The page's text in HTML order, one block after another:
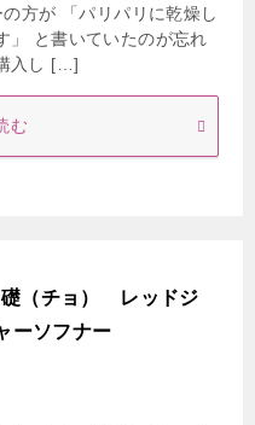
方が 「パリパリに乾燥し
」 と書いていたのが忘れ
入し […]
む
（チョ） レッドジ
ーソフナー